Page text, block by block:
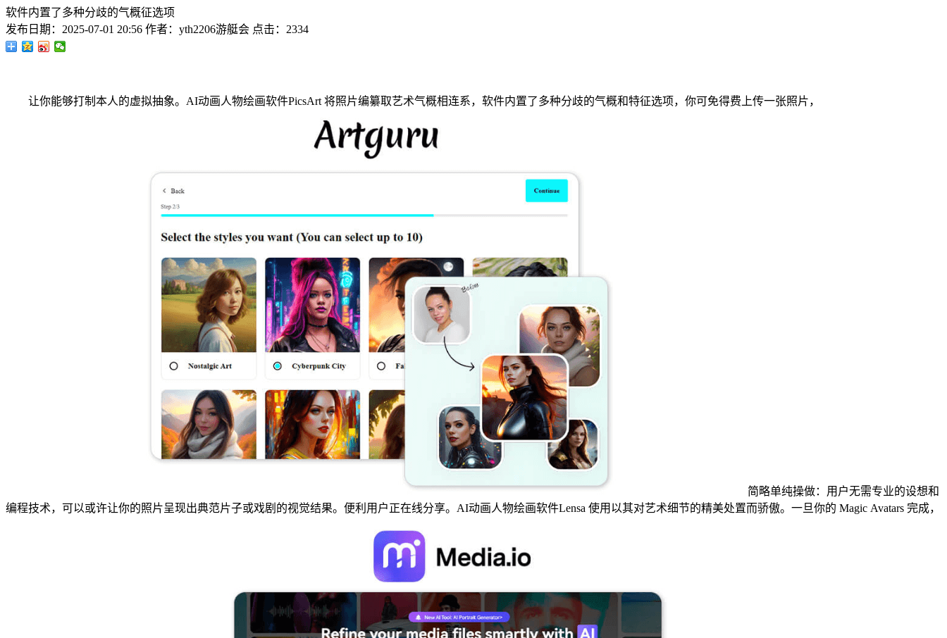
软件内置了多种分歧的气概征选项
发布日期： 2025-07-01 20:56 作者： yth2206游艇会 点击： 2334
让你能够打制本人的虚拟抽象。AI动画人物绘画软件PicsArt 将照片编纂取艺术气概相连系，软件内置了多种分歧的气概和特征选项，你可免得费上传一张照片，
简略单纯操做：用户无需专业的设想和
编程技术，可以或许让你的照片呈现出典范片子或戏剧的视觉结果。便利用户正在线分享。AI动画人物绘画软件Lensa 使用以其对艺术细节的精美处置而骄傲。一旦你的 Magic Avatars 完成，